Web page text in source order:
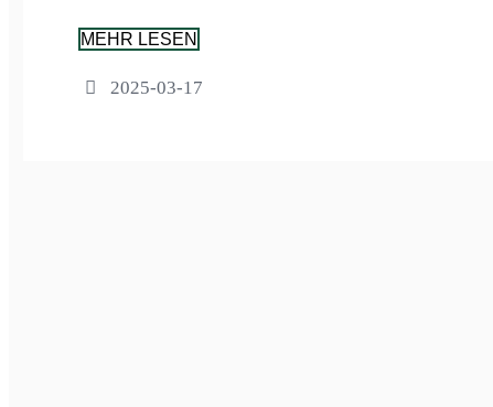
MEHR LESEN
2025-03-17